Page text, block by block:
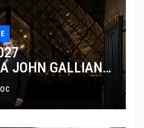
JOHN GALLIANO
DEL REY